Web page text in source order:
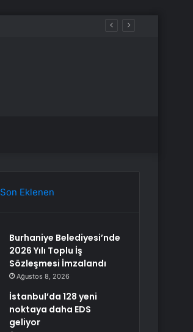
Son Eklenen
Burhaniye Belediyesi’nde
2026 Yılı Toplu İş
Sözleşmesi İmzalandı
Ağustos 8, 2026
İstanbul’da 128 yeni
noktaya daha EDS
geliyor